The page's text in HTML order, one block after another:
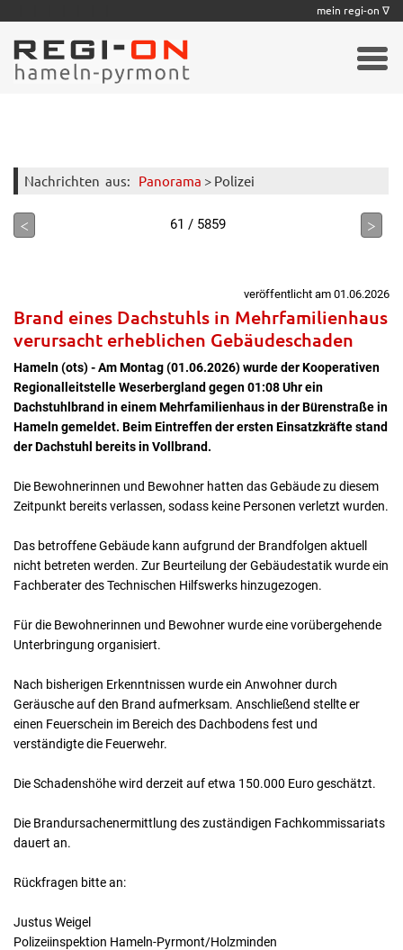
Nachrichten aus: Panorama > Polizei
< 61 / 5859 >
veröffentlicht am 01.06.2026
Brand eines Dachstuhls in Mehrfamilienhaus
verursacht erheblichen Gebäudeschaden
Hameln (ots) - Am Montag (01.06.2026) wurde der Kooperativen
Regionalleitstelle Weserbergland gegen 01:08 Uhr ein
Dachstuhlbrand in einem Mehrfamilienhaus in der Bürenstraße in
Hameln gemeldet. Beim Eintreffen der ersten Einsatzkräfte stand
der Dachstuhl bereits in Vollbrand.
Die Bewohnerinnen und Bewohner hatten das Gebäude zu diesem
Zeitpunkt bereits verlassen, sodass keine Personen verletzt wurden.
Das betroffene Gebäude kann aufgrund der Brandfolgen aktuell
nicht betreten werden. Zur Beurteilung der Gebäudestatik wurde ein
Fachberater des Technischen Hilfswerks hinzugezogen.
Für die Bewohnerinnen und Bewohner wurde eine vorübergehende
Unterbringung organisiert.
Nach bisherigen Erkenntnissen wurde ein Anwohner durch
Geräusche auf den Brand aufmerksam. Anschließend stellte er
einen Feuerschein im Bereich des Dachbodens fest und
verständigte die Feuerwehr.
Die Schadenshöhe wird derzeit auf etwa 150.000 Euro geschätzt.
Die Brandursachenermittlung des zuständigen Fachkommissariats
dauert an.
Rückfragen bitte an:
Justus Weigel
Polizeiinspektion Hameln-Pyrmont/Holzminden
mein regi-on ∇